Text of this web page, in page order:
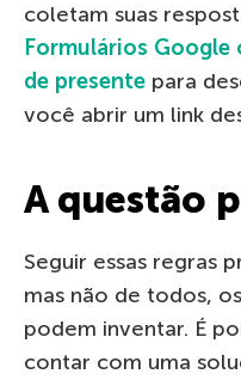
coletam suas
Formulários
de presente para
você abrir um link
A questão
Seguir essas regras
mas não de todos,
podem inventar. É
contar com uma